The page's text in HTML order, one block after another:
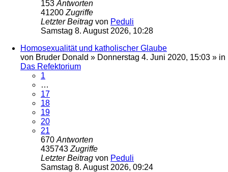
153 Antworten
41200 Zugriffe
Letzter Beitrag von Peduli
Samstag 8. August 2026, 10:28
Homosexualität und katholischer Glaube
von Bruder Donald » Donnerstag 4. Juni 2020, 15:03 » in
Das Refektorium
1
…
17
18
19
20
21
670 Antworten
435743 Zugriffe
Letzter Beitrag von Peduli
Samstag 8. August 2026, 09:24